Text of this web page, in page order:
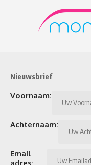
Nieuwsbrief
Voornaam:
Achternaam:
Email